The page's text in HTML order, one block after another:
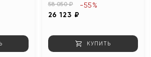
58 050 ₽
26 123 ₽
-55%
КУПИТЬ